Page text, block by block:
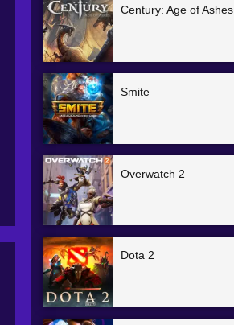
Century: Age of Ashes
Smite
Overwatch 2
Dota 2